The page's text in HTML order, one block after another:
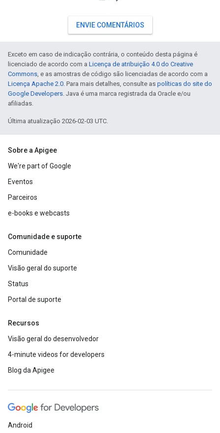
ENVIE COMENTÁRIOS
Exceto em caso de indicação contrária, o conteúdo desta página é
licenciado de acordo com a Licença de atribuição 4.0 do Creative
Commons, e as amostras de código são licenciadas de acordo com a
Licença Apache 2.0. Para mais detalhes, consulte as políticas do site do
Google Developers. Java é uma marca registrada da Oracle e/ou
afiliadas.
Última atualização 2026-02-03 UTC.
Sobre a Apigee
We're part of Google
Eventos
Parceiros
e-books e webcasts
Comunidade e suporte
Comunidade
Visão geral do suporte
Status
Portal de suporte
Recursos
Visão geral do desenvolvedor
4-minute videos for developers
Blog da Apigee
Android